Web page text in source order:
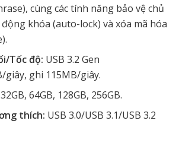
cùng các tính năng bảo vệ chủ
khóa (auto-lock) và xóa mã hóa
Tốc độ: USB 3.2 Gen
giây, ghi 115MB/giây.
32GB, 64GB, 128GB, 256GB.
thích: USB 3.0/USB 3.1/USB 3.2